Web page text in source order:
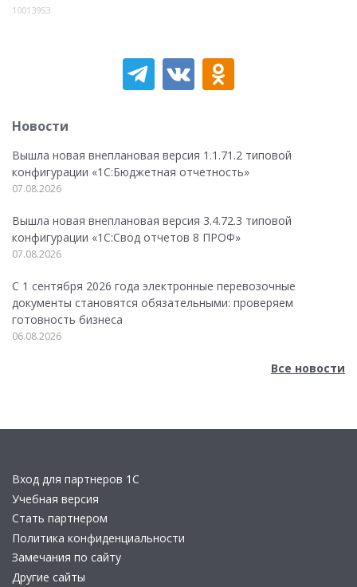
10013953
Новости
Вышла новая внеплановая версия 1.1.71.2 типовой
конфигурации «1C:Бюджетная отчетность»
07.08.2026
Вышла новая внеплановая версия 3.4.72.3 типовой
конфигурации «1C:Свод отчетов 8 ПРОФ»
07.08.2026
С 1 сентября 2026 года электронные перевозочные
документы становятся обязательными: проверяем
готовность бизнеса
06.08.2026
Все новости
Вход для партнеров 1С
Учебная версия
Стать партнером
Политика конфиденциальности
Замечания по сайту
Другие сайты